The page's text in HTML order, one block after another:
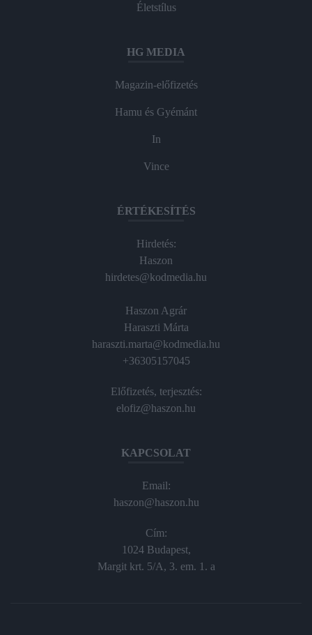
Életstílus
HG MEDIA
Magazin-előfizetés
Hamu és Gyémánt
In
Vince
ÉRTÉKESÍTÉS
Hirdetés:
Haszon
hirdetes@kodmedia.hu
Haszon Agrár
Haraszti Márta
haraszti.marta@kodmedia.hu
+36305157045
Előfizetés, terjesztés:
elofiz@haszon.hu
KAPCSOLAT
Email:
haszon@haszon.hu
Cím:
1024 Budapest,
Margit krt. 5/A, 3. em. 1. a